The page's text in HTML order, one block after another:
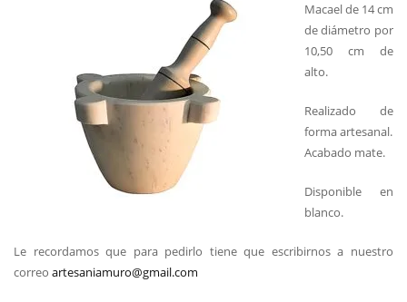
Macael de 14 cm
de diámetro por
10,50 cm de
alto.
Realizado de
forma artesanal.
Acabado mate.
Disponible en
blanco.
Le recordamos que para pedirlo tiene que escribirnos a nuestro
correo artesaniamuro@gmail.com